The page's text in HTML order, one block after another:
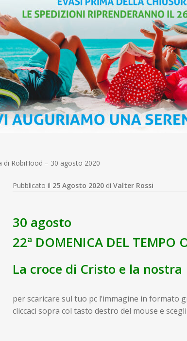
di RobiHood – 30 agosto 2020
Pubblicato il 25 Agosto 2020 di Valter Rossi
30 agosto
22ª DOMENICA DEL TEMPO
La croce di Cristo e la nostra
per scaricare sul tuo pc l’immagine in formato
cliccaci sopra col tasto destro del mouse e scegli